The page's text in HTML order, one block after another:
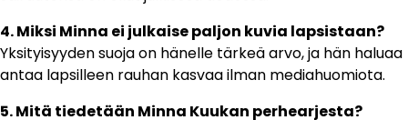
4. Miksi Minna ei julkaise paljon kuvia lapsistaan?
Yksityisyyden suoja on hänelle tärkeä arvo, ja hän haluaa
antaa lapsilleen rauhan kasvaa ilman mediahuomiota.
5. Mitä tiedetään Minna Kuukan perhearjesta?